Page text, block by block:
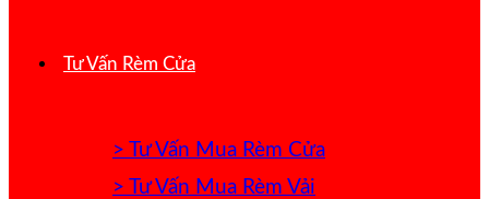
Tư Vấn Rèm Cửa
> Tư Vấn Mua Rèm Cửa
> Tư Vấn Mua Rèm Vải